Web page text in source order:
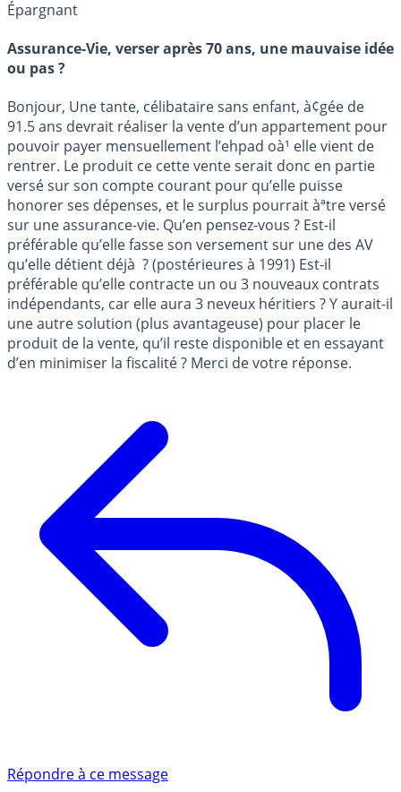
Épargnant
Assurance-Vie, verser après 70 ans, une mauvaise idée
ou pas ?
Bonjour, Une tante, célibataire sans enfant, à¢gée de
91.5 ans devrait réaliser la vente d’un appartement pour
pouvoir payer mensuellement l’ehpad oà¹ elle vient de
rentrer. Le produit ce cette vente serait donc en partie
versé sur son compte courant pour qu’elle puisse
honorer ses dépenses, et le surplus pourrait àªtre versé
sur une assurance-vie. Qu’en pensez-vous ? Est-il
préférable qu’elle fasse son versement sur une des AV
qu’elle détient déjà ? (postérieures à 1991) Est-il
préférable qu’elle contracte un ou 3 nouveaux contrats
indépendants, car elle aura 3 neveux héritiers ? Y aurait-il
une autre solution (plus avantageuse) pour placer le
produit de la vente, qu’il reste disponible et en essayant
d’en minimiser la fiscalité ? Merci de votre réponse.
Répondre à ce message